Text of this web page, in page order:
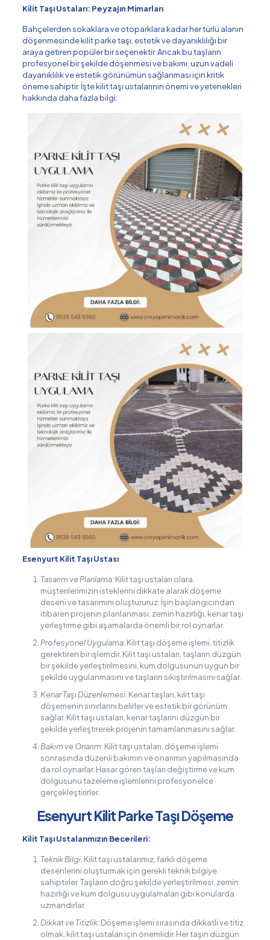
Kilit Taşı Ustaları: Peyzajın Mimarları
Bahçelerden sokaklara ve otoparklara kadar her türlü alanın
döşenmesinde kilit parke taşı, estetik ve dayanıklılığı bir
araya getiren popüler bir seçenektir. Ancak bu taşların
profesyonel bir şekilde döşenmesi ve bakımı, uzun vadeli
dayanıklılık ve estetik görünümün sağlanması için kritik
öneme sahiptir. İşte kilit taşı ustalarının önemi ve yetenekleri
hakkında daha fazla bilgi:
Esenyurt Kilit Taşı Ustası
Tasarım ve Planlama: Kilit taşı ustaları olara,
müşterilerimizin isteklerini dikkate alarak döşeme
deseni ve tasarımını oluştururuz. İşin başlangıcından
itibaren projenin planlanması, zemin hazırlığı, kenar taşı
yerleştirme gibi aşamalarda önemli bir rol oynarlar.
Profesyonel Uygulama: Kilit taşı döşeme işlemi, titizlik
gerektiren bir işlemdir. Kilit taşı ustaları, taşların düzgün
bir şekilde yerleştirilmesini, kum dolgusunun uygun bir
şekilde uygulanmasını ve taşların sıkıştırılmasını sağlar.
Kenar Taşı Düzenlemesi: Kenar taşları, kilit taşı
döşemenin sınırlarını belirler ve estetik bir görünüm
sağlar. Kilit taşı ustaları, kenar taşlarını düzgün bir
şekilde yerleştirerek projenin tamamlanmasını sağlar.
Bakım ve Onarım: Kilit taşı ustaları, döşeme işlemi
sonrasında düzenli bakımın ve onarımın yapılmasında
da rol oynarlar. Hasar gören taşları değiştirme ve kum
dolgusunu tazeleme işlemlerini profesyonelce
gerçekleştirirler.
Esenyurt Kilit Parke Taşı Döşeme
Kilit Taşı Ustalarımızın Becerileri:
Teknik Bilgi: Kilit taşı ustalarımız, farklı döşeme
desenlerini oluşturmak için gerekli teknik bilgiye
sahiptirler. Taşların doğru şekilde yerleştirilmesi, zemin
hazırlığı ve kum dolgusu uygulamaları gibi konularda
uzmandırlar.
Dikkat ve Titizlik: Döşeme işlemi sırasında dikkatli ve titiz
olmak, kilit taşı ustaları için önemlidir. Her taşın düzgün